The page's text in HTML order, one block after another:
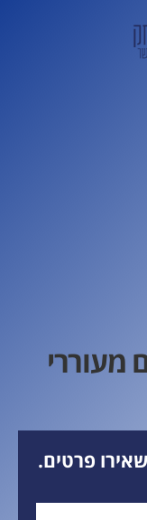
מעוררי
פרטים.